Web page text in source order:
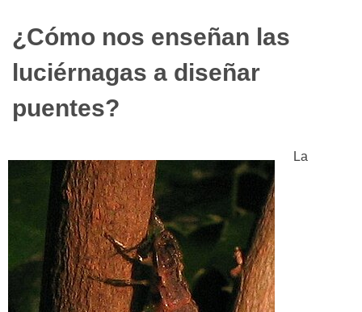
¿Cómo nos enseñan las
luciérnagas a diseñar
puentes?
La